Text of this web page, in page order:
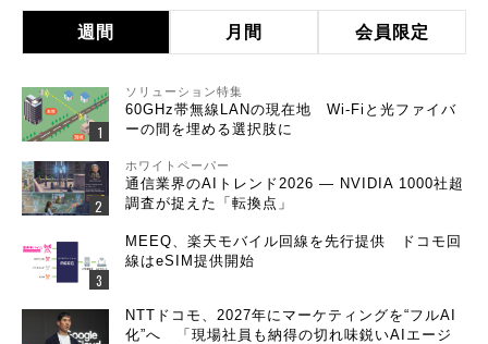
週間 月間 会員限定
ソリューション特集
60GHz帯無線LANの現在地 Wi-Fiと光ファイバ
ーの間を埋める選択肢に
ホワイトペーパー
通信業界のAIトレンド2026 ― NVIDIA 1000社超
調査が捉えた「転換点」
MEEQ、楽天モバイル回線を先行提供 ドコモ回
線はeSIM提供開始
NTTドコモ、2027年にマーケティングを“フルAI
化”へ 「現場社員も納得の切れ味鋭いAIエージ